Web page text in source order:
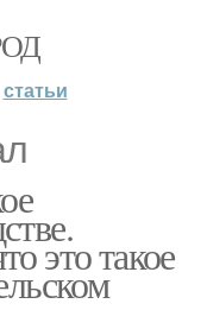
статьи
это такое